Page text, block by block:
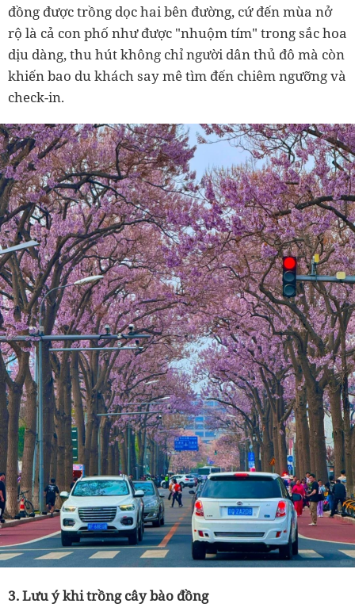
đồng được trồng dọc hai bên đường, cứ đến mùa nở
rộ là cả con phố như được "nhuộm tím" trong sắc hoa
dịu dàng, thu hút không chỉ người dân thủ đô mà còn
khiến bao du khách say mê tìm đến chiêm ngưỡng và
check-in.
3. Lưu ý khi trồngcây bào đồng